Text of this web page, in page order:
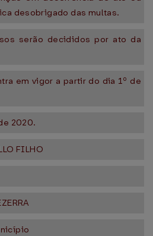
desobrigado das multas.
serão decididos por ato da
em vigor a partir do dia 1º de
2020.
FILHO